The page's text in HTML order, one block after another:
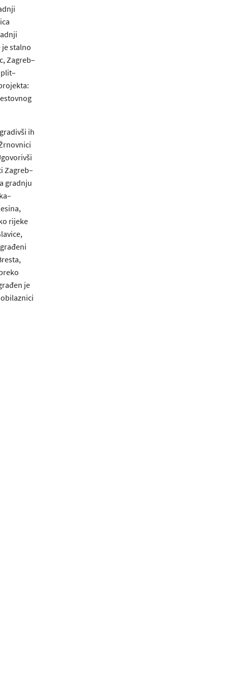
stalno
Zagreb–
ih
Zagreb–
gradnju
rijeke
je